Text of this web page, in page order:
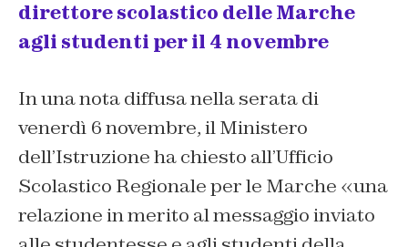
direttore scolastico delle Marche
agli studenti per il 4 novembre
In una nota diffusa nella serata di
venerdì 6 novembre, il Ministero
dell’Istruzione ha chiesto all’Ufficio
Scolastico Regionale per le Marche «una
relazione in merito al messaggio inviato